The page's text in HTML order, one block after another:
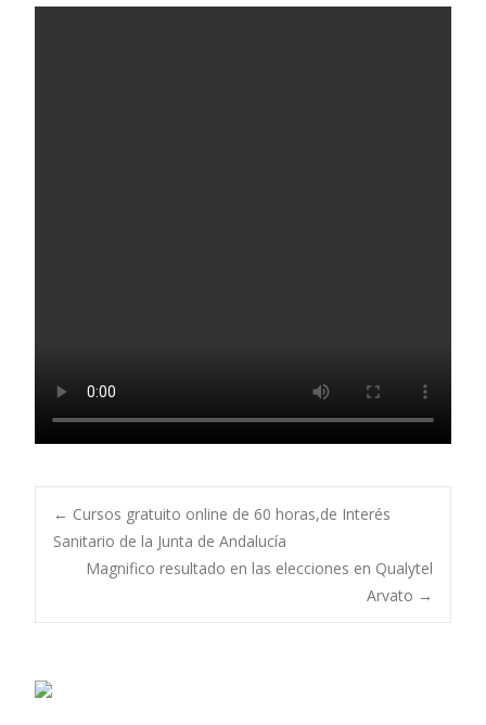
Navegación
← Cursos gratuito online de 60 horas,de Interés
Sanitario de la Junta de Andalucía
Magnifico resultado en las elecciones en Qualytel
Arvato →